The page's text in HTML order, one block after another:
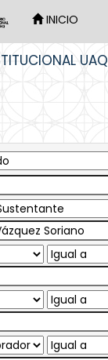
INICIO
UAQ